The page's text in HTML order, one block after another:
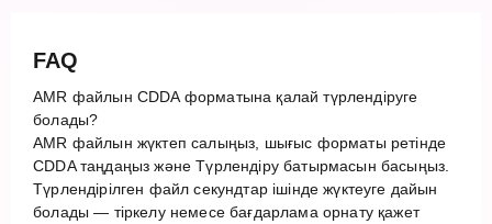
FAQ
AMR файлын CDDA форматына қалай түрлендіруге
болады?
AMR файлын жүктеп салыңыз, шығыс форматы ретінде
CDDA таңдаңыз және Түрлендіру батырмасын басыңыз.
Түрлендірілген файл секундтар ішінде жүктеуге дайын
болады — тіркелу немесе бағдарлама орнату қажет